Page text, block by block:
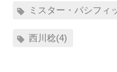
ミスター・パシフィ
西川稔(4)